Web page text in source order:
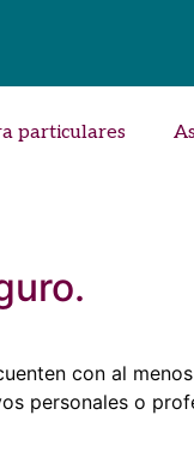
particulares
con al
personales o